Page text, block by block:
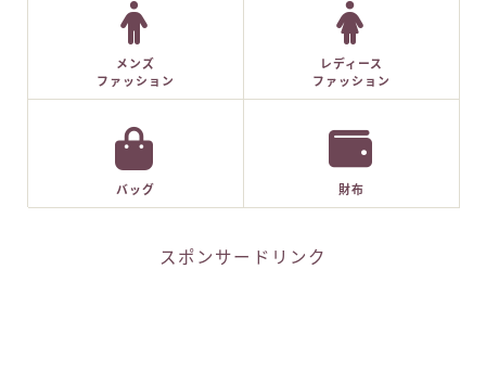
メンズ
ファッション
レディース
ファッション
バッグ 財布
スポンサードリンク